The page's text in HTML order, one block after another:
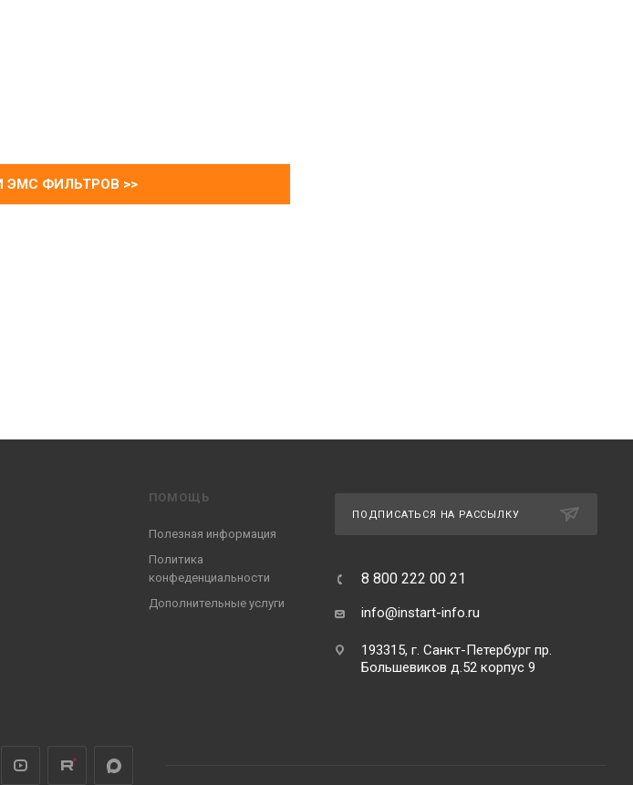
ФИЛЬТРОВ >>
ПОМОЩЬ
Полезная информация
Политика
конфеденциальности
Дополнительные услуги
ПОДПИСАТЬСЯ НА РАССЫЛКУ
8 800 222 00 21
info@instart-info.ru
193315, г. Санкт-Петербург пр.
Большевиков д.52 корпус 9